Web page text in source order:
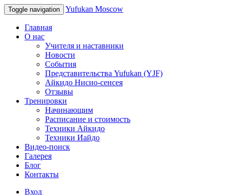
Toggle navigation Yufukan Moscow
Главная
О нас
Учителя и наставники
Новости
События
Представительства Yufukan (YJF)
Айкидо Нисио-сенсея
Отзывы
Тренировки
Начинающим
Расписание и стоимость
Техники Айкидо
Техники Иайдо
Видео-поиск
Галерея
Блог
Контакты
Вход